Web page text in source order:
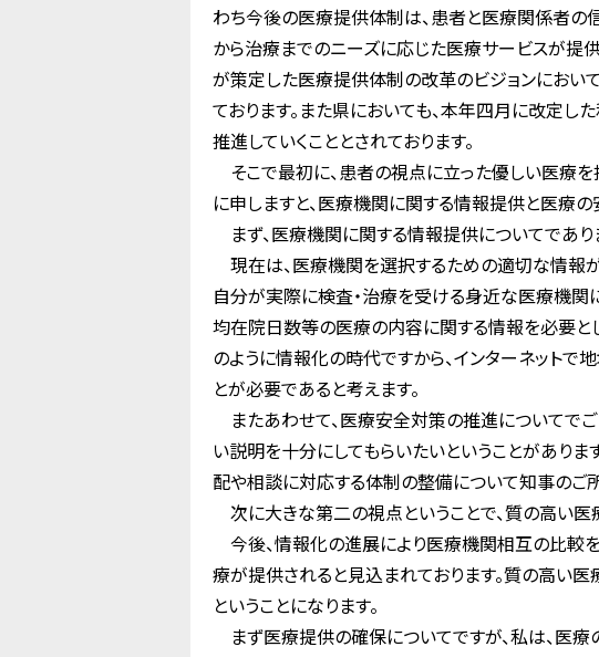
わち今後の医療提供体制は、患者と医療関係者の
から治療までのニーズに応じた医療サービスが提
が策定した医療提供体制の改革のビジョンにおい
ております。また県においても、本年四月に改定
推進していくこととされております。
そこで最初に、患者の視点に立った優しい医療
に申しますと、医療機関に関する情報提供と医療の
まず、医療機関に関する情報提供についてであり
現在は、医療機関を選択するための適切な情報
自分が実際に検査・治療を受ける身近な医療機関
均在院日数等の医療の内容に関する情報を必要と
のように情報化の時代ですから、インターネット
とが必要であると考えます。
またあわせて、医療安全対策の推進についてで
い説明を十分にしてもらいたいということがあり
配や相談に対応する体制の整備について知事のご
次に大きな第二の視点ということで、質の高い医
今後、情報化の進展により医療機関相互の比較
療が提供されると見込まれております。質の高い
ということになります。
まず医療提供の確保についてですが、私は、医